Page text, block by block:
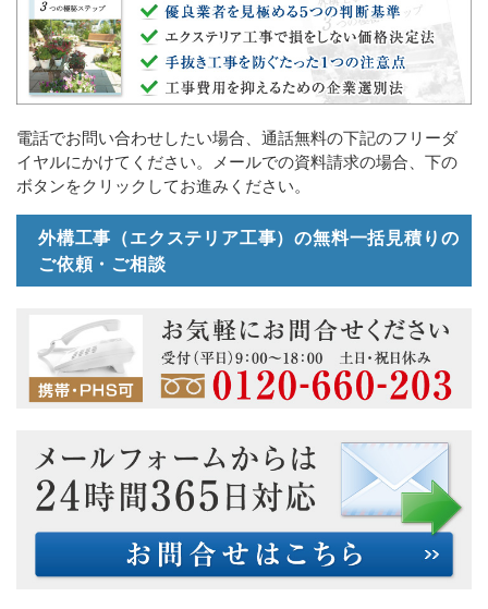
電話でお問い合わせしたい場合、通話無料の下記のフリーダ
イヤルにかけてください。メールでの資料請求の場合、下の
ボタンをクリックしてお進みください。
外構工事（エクステリア工事）の無料一括見積りの
ご依頼・ご相談